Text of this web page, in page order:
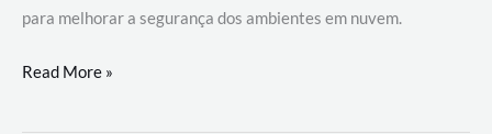
para melhorar a segurança dos ambientes em nuvem.
Gerenciamento
Read More »